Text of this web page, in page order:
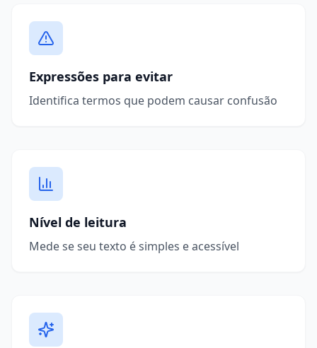
Expressões para evitar
Identifica termos que podem causar confusão
Nível de leitura
Mede se seu texto é simples e acessível